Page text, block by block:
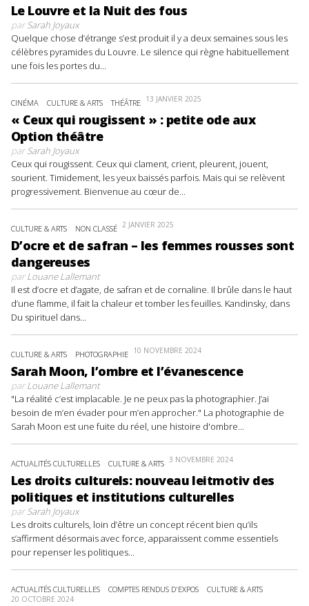
Le Louvre et la Nuit des fous
parSarah Joyaux
Quelque chose d’étrange s’est produit il y a deux semaines sous les
célèbres pyramides du Louvre. Le silence qui règne habituellement
une fois les portes du...
CINÉMA CULTURE & ARTS THÉÂTRE 13 JANVIER 2025
« Ceux qui rougissent » : petite ode aux
Option théâtre
parSarah Joyaux
Ceux qui rougissent. Ceux qui clament, crient, pleurent, jouent,
sourient. Timidement, les yeux baissés parfois. Mais qui se relèvent
progressivement. Bienvenue au cœur de...
CULTURE & ARTS NON CLASSÉ 2 JANVIER 2025
D’ocre et de safran – les femmes rousses sont
dangereuses
parLouane Lallemant
Il est d’ocre et d’agate, de safran et de cornaline. Il brûle dans le haut
d’une flamme, il fait la chaleur et tomber les feuilles. Kandinsky, dans
Du spirituel dans...
CULTURE & ARTS PHOTOGRAPHIE 10 NOVEMBRE 2024
Sarah Moon, l’ombre et l’évanescence
parLouane Lallemant
"La réalité c’est implacable. Je ne peux pas la photographier. J’ai
besoin de m’en évader pour m’en approcher." La photographie de
Sarah Moon est une fuite du réel, une histoire d'ombre...
ACTUALITÉS CULTURELLES CULTURE & ARTS 3 NOVEMBRE 2024
Les droits culturels: nouveau leitmotiv des
politiques et institutions culturelles
parSarah Joyaux
Les droits culturels, loin d’être un concept récent bien qu’ils
s’affirment désormais avec force, apparaissent comme essentiels
pour repenser les politiques...
ACTUALITÉS CULTURELLES COMPTES RENDUS D'EXPOS CULTURE & ARTS
20 OCTOBRE 2024